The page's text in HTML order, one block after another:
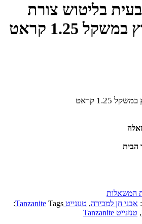
בליטוש צורת
1.25 קראט
1.25 קראט
הבית
המשאלות
אבני חן למכירה, טנזנייט Tanzanite Tags:
, טנזנייט Tanzanite